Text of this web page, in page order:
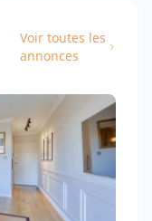
Voir toutes les
annonces